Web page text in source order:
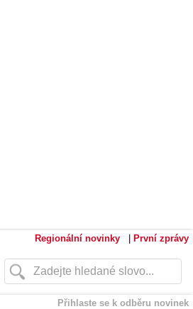
Regionální novinky První zprávy
Přihlaste se k odběru novinek